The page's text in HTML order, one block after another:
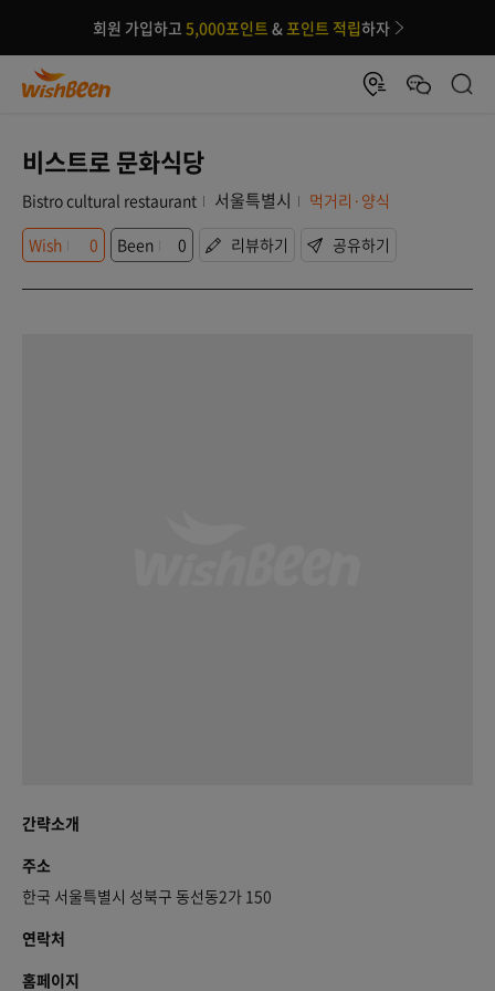
회원 가입하고 5,000포인트 &포인트 적립하자
비스트로 문화식당
Bistro cultural restaurant 서울특별시
먹거리·양식
Wish
0 Been 0 리뷰하기 공유하기
간략소개
주소
한국 서울특별시 성북구 동선동2가 150
연락처
홈페이지